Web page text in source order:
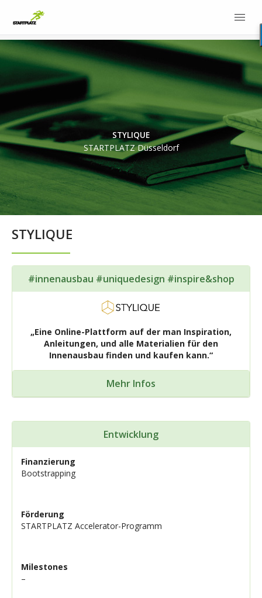
STYLIQUE
STARTPLATZ Düsseldorf
STYLIQUE
#innenausbau #uniquedesign #inspire&shop
„Eine Online-Plattform auf der man Inspiration,
Anleitungen, und alle Materialien für den
Innenausbau finden und kaufen kann.“
Mehr Infos
Entwicklung
Finanzierung
Bootstrapping
Förderung
STARTPLATZ Accelerator-Programm
Milestones
–